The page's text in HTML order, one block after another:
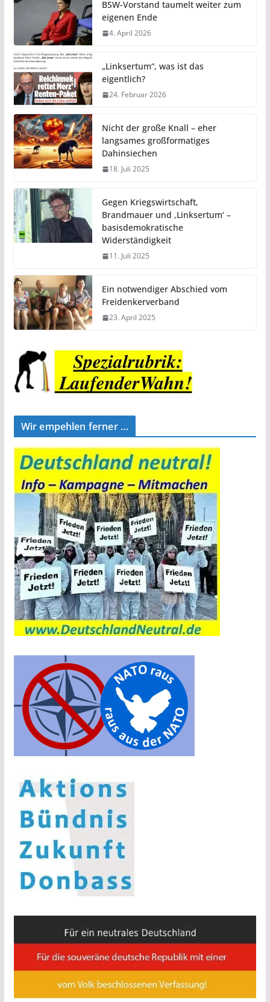
BSW-Vorstand taumelt weiter zum
eigenen Ende
4. April 2026
„Linksertum“, was ist das
eigentlich?
24. Februar 2026
Nicht der große Knall – eher
langsames großformatiges
Dahinsiechen
18. Juli 2025
Gegen Kriegswirtschaft,
Brandmauer und ‚Linksertum‘ –
basisdemokratische
Widerständigkeit
11. Juli 2025
Ein notwendiger Abschied vom
Freidenkerverband
23. April 2025
Wir empehlen ferner …